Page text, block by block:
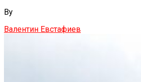
By
Валентин Евстафиев